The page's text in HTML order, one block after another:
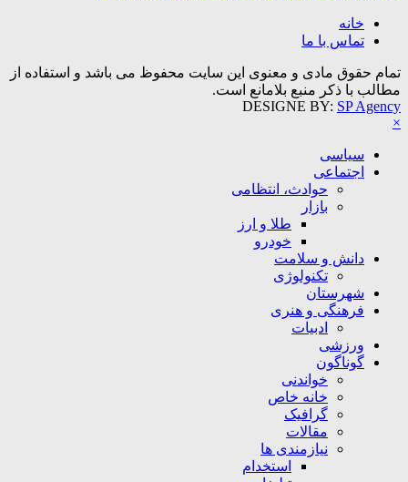
خانه
تماس با ما
تمام حقوق مادی و معنوی این سایت محفوظ می باشد و استفاده از
مطالب با ذکر منبع بلامانع است.
DESIGNE BY: SP Agency
×
سیاسی
اجتماعی
حوادث، انتظامی
بازار
طلا و ارز
خودرو
دانش و سلامت
تکنولوژی
شهرستان
فرهنگی و هنری
ادبیات
ورزشی
گوناگون
خواندنی
خانه خاص
گرافیک
مقالات
نیازمندی ها
استخدام